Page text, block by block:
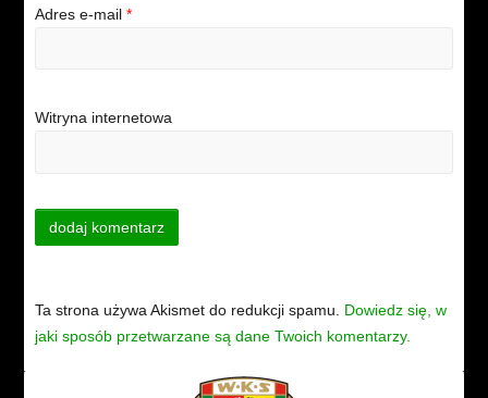
Adres e-mail *
Witryna internetowa
Ta strona używa Akismet do redukcji spamu. Dowiedz się, w
jaki sposób przetwarzane są dane Twoich komentarzy.